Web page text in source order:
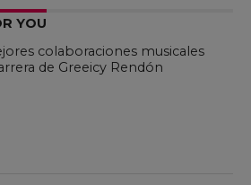
YOU
colaboraciones musicales
de Greeicy Rendón